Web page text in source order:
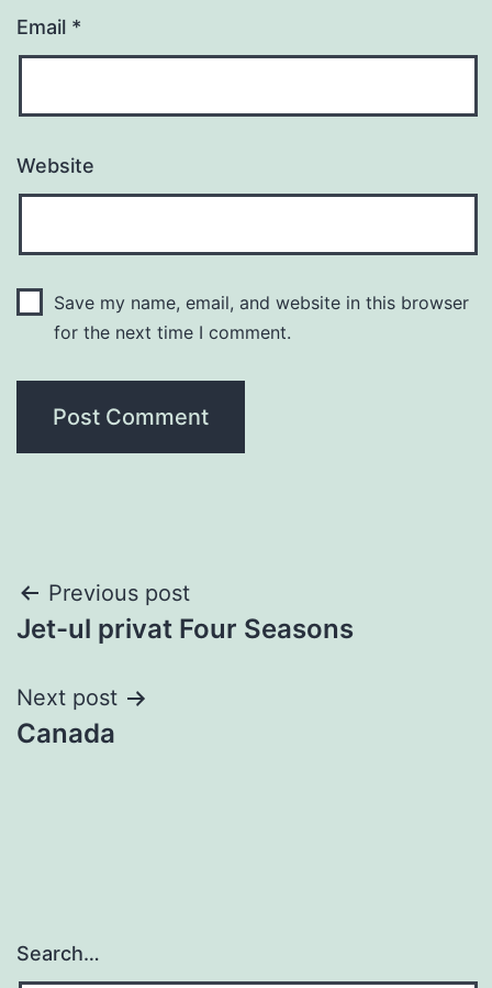
Email *
Website
Save my name, email, and website in this browser
for the next time I comment.
Post
navigation
Previous post
Jet-ul privat Four Seasons
Next post
Canada
Search…